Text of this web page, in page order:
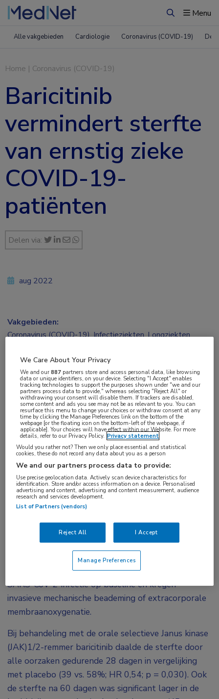
ZoekenMenu
Alle vakgebieden Cardiologie Coronavirus (COVID-19)
Home | Coronavirus (COVID-19)
Baricitinib
vermindert sterfte
van ernstig zieke
COVID-19-
patiënten
Delen via:
Bij ernstig zieke opgenomen COVID-19-patiënten
die invasieve mechanische beademing of
extracorporale membraanoxygenatie kregen,
verminderde de behandeling met baricitinib de
sterfte. Dit is gevonden in een verkennende
analyse van de COV-BARRIER-studie.
De fase III-studie COV-BARRIER is uitgevoerd in
Argentinië, Brazilië, Mexico en de Verenigde Staten.
De 101 deelnemers waren in het ziekenhuis
opgenomen en hadden een laboratorium-bevestigde
SARS-CoV-2-infectie op baseline en kregen
invasieve mechanische beademing of extracorporale
membraanoxygenatie.
Bij behandeling met de orale selectieve Janus kinase
(JAK)1/2-remmer baricitinib daalde de sterfte door
alle oorzaken gedurende 28 dagen in vergelijking
met placebo (39 vs. 58%; HR 0,54; p = 0,030). Ook
de sterfte na 60 dagen was significant lager in de
aug 2022
Vakgebieden:
Coronavirus (COVID-19),Infectieziekten,Longziekten
Tags:
baricitinib,beademing,COVID-19,extracorporele
membraanoxygenatie,SARS-CoV-2
We Care About Your Privacy
We and our887 partners store and access personal data, like browsing
data or unique identifiers, on your device. Selecting "I Accept" enables
tracking technologies to support the purposes shown under "we and our
partners process data to provide," whereas selecting "Reject All" or
withdrawing your consent will disable them. If trackers are disabled,
some content and ads you see may not be as relevant to you. You can
resurface this menu to change your choices or withdraw consent at any
time by clicking the Manage Preferences link on the bottom of the
webpage [or the floating icon on the bottom-left of the webpage, if
applicable]. Your choices will have effect within our Website. For more
details, refer to our Privacy Policy. Privacy statement
Would you rather not? Then we only place essential and statistical
cookies, these do not record any data about you as a person
We and our partners process data to provide:
Use precise geolocation data. Actively scan device characteristics for
identification. Store and/or access information on a device. Personalised
advertising and content, advertising and content measurement, audience
research and services development.
List of Partners (vendors)
Reject All I Accept
Manage Preferences